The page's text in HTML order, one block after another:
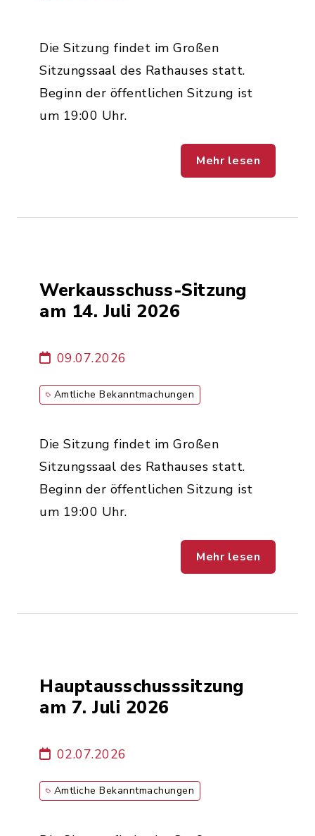
Die Sitzung findet im Großen
Sitzungssaal des Rathauses statt.
Beginn der öffentlichen Sitzung ist
um 19:00 Uhr.
Mehr lesen
Werkausschuss-Sitzung
am 14. Juli 2026
09.07.2026
Amtliche Bekanntmachungen
Die Sitzung findet im Großen
Sitzungssaal des Rathauses statt.
Beginn der öffentlichen Sitzung ist
um 19:00 Uhr.
Mehr lesen
Hauptausschusssitzung
am 7. Juli 2026
02.07.2026
Amtliche Bekanntmachungen